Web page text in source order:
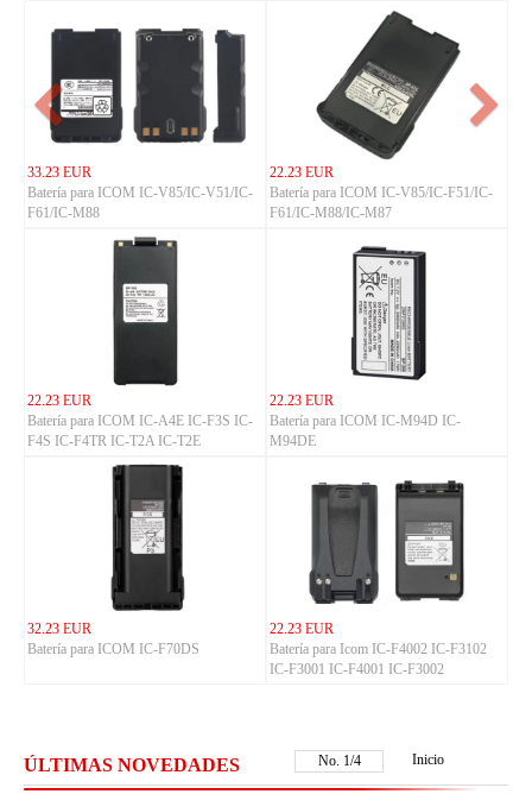
33.23 EUR
Batería para ICOM IC-V85/IC-V51/IC-
F61/IC-M88
22.23 EUR
Batería para ICOM IC-V85/IC-F51/IC-
F61/IC-M88/IC-M87
22.23 EUR
Batería para ICOM IC-A4E IC-F3S IC-
F4S IC-F4TR IC-T2A IC-T2E
22.23 EUR
Batería para ICOM IC-M94D IC-
M94DE
32.23 EUR
Batería para ICOM IC-F70DS
22.23 EUR
Batería para Icom IC-F4002 IC-F3102
IC-F3001 IC-F4001 IC-F3002
ÚLTIMAS NOVEDADES No. 2/4 Inicio